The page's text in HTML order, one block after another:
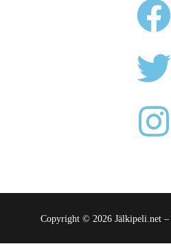
Copyright © 2026 Jälkipeli.net –